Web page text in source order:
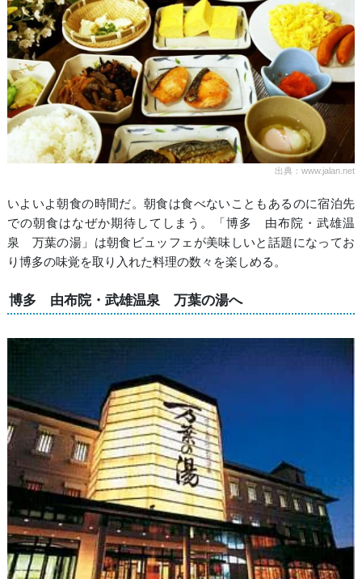
出典：www.jalan.net
いよいよ朝食の時間だ。朝食は食べないこともあるのに宿泊先
での朝食はなぜか期待してしまう。「博多 由布院・武雄温
泉 万葉の湯」は朝食ビュッフェが美味しいと話題になってお
り博多の味覚を取り入れた料理の数々を楽しめる。
博多 由布院・武雄温泉 万葉の湯へ